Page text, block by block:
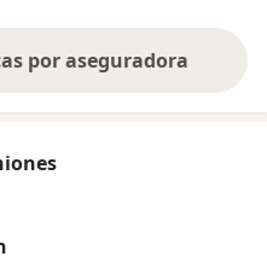
por aseguradora